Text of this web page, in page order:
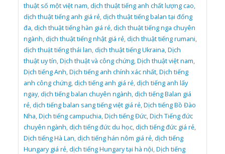
thuật số một việt nam,dịch thuật tiếng anh chất lượng cao,
dịch thuật tiếng anh giá rẻ,dịch thuật tiếng balan tại đống
đa,dịch thuật tiếng hàn giá rẻ,dịch thuật tiếng nga chuyên
ngành,dịch thuật tiếng nhật giá rẻ,dịch thuật tiếng rumani,
dịch thuật tiếng thái lan,dịch thuật tiếng Ukraina,Dịch
thuật uy tín,Dịch thuật và công chứng,Dịch thuật việt nam,
Dịch tiếng Anh,Dịch tiếng anh chính xác nhất,Dịch tiếng
anh công chứng,dịch tiếng anh giá rẻ,dịch tiếng anh lấy
ngay,dịch tiếng balan chuyên ngành,dịch tiếng Balan giá
rẻ,dịch tiếng balan sang tiếng việt giá rẻ,Dịch tiếng Bồ Đào
Nha,Dịch tiếng campuchia,Dịch tiếng Đức,Dịch Tiếng đức
chuyên ngành,dịch tiếng đức du học,dịch tiếng đức giá rẻ,
Dịch tiếng Hà Lan,dịch tiếng hán nôm giá rẻ,dịch tiếng
Hungary giá rẻ,dịch tiếng Hungary tại hà nội,Dịch tiếng